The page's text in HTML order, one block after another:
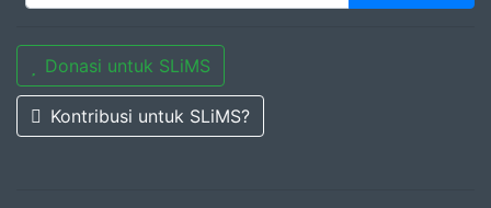
Donasi untuk SLiMS
Kontribusi untuk SLiMS?